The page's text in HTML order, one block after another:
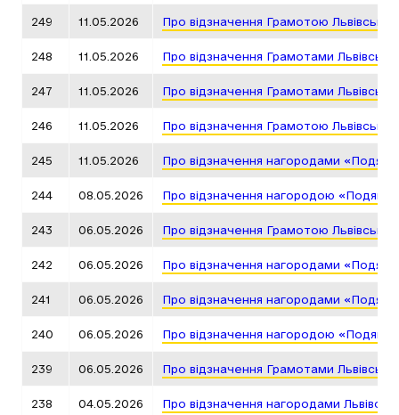
249 11.05.2026 Про відзначення Грамотою
248 11.05.2026 Про відзначення Грамотами
247 11.05.2026 Про відзначення Грамотами
246 11.05.2026 Про відзначення Грамотою
245 11.05.2026 Про відзначення нагородами «Подяка
244 08.05.2026 Про відзначення нагородою «Подяка
243 06.05.2026 Про відзначення Грамотою
242 06.05.2026 Про відзначення нагородами «Подяка
241 06.05.2026 Про відзначення нагородами «Подяка
240 06.05.2026 Про відзначення нагородою «Подяка
239 06.05.2026 Про відзначення Грамотами
238 04.05.2026 Про відзначення нагородами